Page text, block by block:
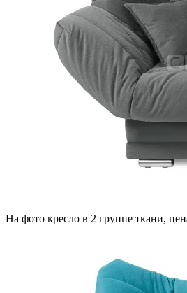
На фото кресло в 2 группе ткани,